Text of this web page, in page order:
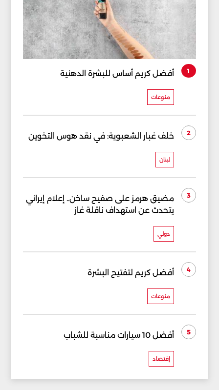
1 أفضل كريم أساس للبشرة الدهنية
منوعات
2 خلف غبار الشعبوية: في نقد هوس التخوين
لبنان
3
مضيق هرمز على صفيح ساخن.. إعلام إيراني
يتحدث عن استهداف ناقلة غاز
دولي
4 أفضل كريم لتفتيح البشرة
منوعات
5 أفضل 10 سيارات مناسبة للشباب
إقتصاد